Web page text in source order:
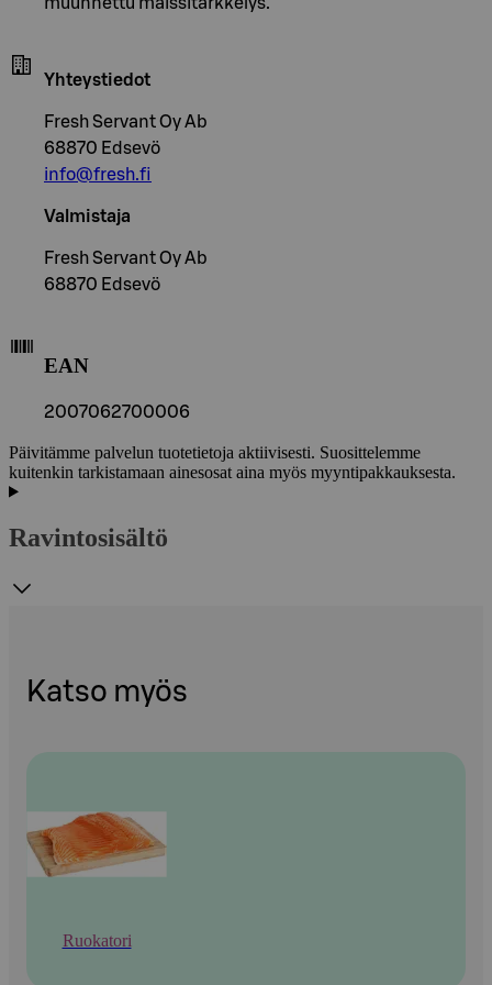
Yhteystiedot
Fresh Servant Oy Ab
68870 Edsevö
info@fresh.fi
Valmistaja
Fresh Servant Oy Ab
68870 Edsevö
EAN
2007062700006
Päivitämme palvelun tuotetietoja aktiivisesti. Suosittelemme
kuitenkin tarkistamaan ainesosat aina myös myyntipakkauksesta.
Ravintosisältö
Katso myös
Ruokatori